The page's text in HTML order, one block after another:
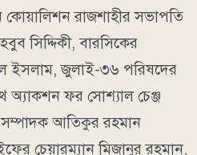
কোয়ালিশন রাজশাহীর সভাপতি
সিদ্দিকী, বারসিকের
ইসলাম, জুলাই-৩৬ পরিষদের
অ্যাকশন ফর সোশ্যাল চেঞ্জ
সম্পাদক আতিকুর রহমান
চেয়ারম্যান মিজানুর রহমান,